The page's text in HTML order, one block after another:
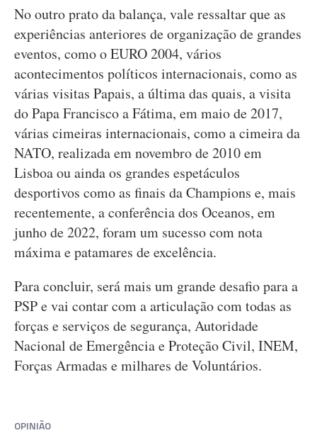
No outro prato da balança, vale ressaltar que as
experiências anteriores de organização de grandes
eventos, como o EURO 2004, vários
acontecimentos políticos internacionais, como as
várias visitas Papais, a última das quais, a visita
do Papa Francisco a Fátima, em maio de 2017,
várias cimeiras internacionais, como a cimeira da
NATO, realizada em novembro de 2010 em
Lisboa ou ainda os grandes espetáculos
desportivos como as finais da Champions e, mais
recentemente, a conferência dos Oceanos, em
junho de 2022, foram um sucesso com nota
máxima e patamares de excelência.
Para concluir, será mais um grande desafio para a
PSP e vai contar com a articulação com todas as
forças e serviços de segurança, Autoridade
Nacional de Emergência e Proteção Civil, INEM,
Forças Armadas e milhares de Voluntários.
OPINIÃO